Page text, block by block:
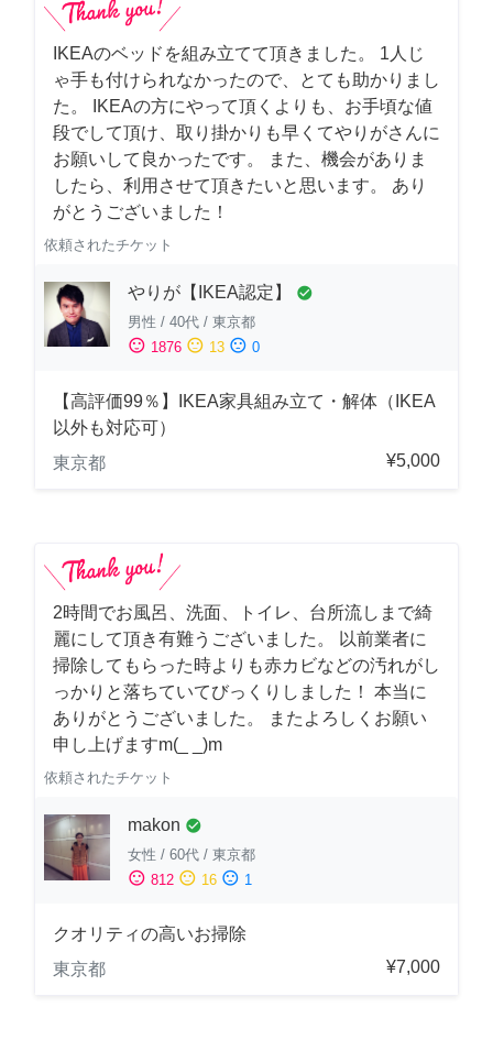
IKEAのベッドを組み立てて頂きました。 1人じ
ゃ手も付けられなかったので、とても助かりまし
た。 IKEAの方にやって頂くよりも、お手頃な値
段でして頂け、取り掛かりも早くてやりがさんに
お願いして良かったです。 また、機会がありま
したら、利用させて頂きたいと思います。 あり
がとうございました！
依頼されたチケット
やりが【IKEA認定】 check_circle
男性 / 40代 / 東京都
sentiment_satisfied 1876 sentiment_neutral 13 sentiment_dissatisfied 0
【高評価99％】IKEA家具組み立て・解体（IKEA
以外も対応可）
東京都
¥5,000
2時間でお風呂、洗面、トイレ、台所流しまで綺
麗にして頂き有難うございました。 以前業者に
掃除してもらった時よりも赤カビなどの汚れがし
っかりと落ちていてびっくりしました！ 本当に
ありがとうございました。 またよろしくお願い
申し上げますm(_ _)m
依頼されたチケット
makon check_circle
女性 / 60代 / 東京都
sentiment_satisfied 812 sentiment_neutral 16 sentiment_dissatisfied 1
クオリティの高いお掃除
東京都
¥7,000